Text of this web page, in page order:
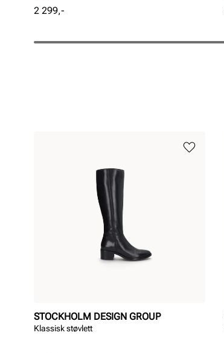
Pris
2 299,-
STOCKHOLM DESIGN GROUP
Klassisk støvlett